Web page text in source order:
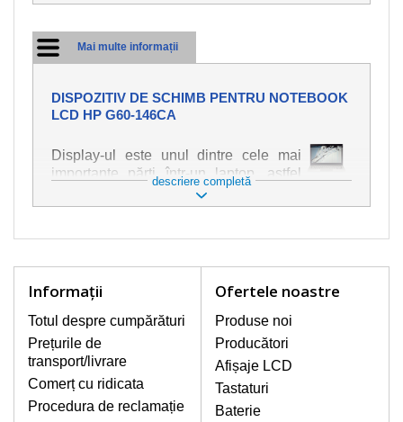
Mai multe informații
DISPOZITIV DE SCHIMB PENTRU NOTEBOOK
LCD HP G60-146CA
Display-ul este unul dintre cele mai
importante părți într-un laptop, astfel
încât ne străduim să oferim piese de
schimb de cea mai bună calitate.
ul cu cea mai mare atenție. Cele mai
natură mecanică, cum ar fi afișajul rupt
sau crăpat. În plus, dungile verticale,
afișajul neiluminat, luminozitatea
intermitentă sau neuniformă
AFIŞAJE/DISPLAY LCD
descriere completă
Informaţii
Totul despre cumpărături
Prețurile de
transport/livrare
Comerț cu ridicata
Procedura de reclamație
Ofertele noastre
Produse noi
Producători
Afișaje LCD
Tastaturi
Baterie